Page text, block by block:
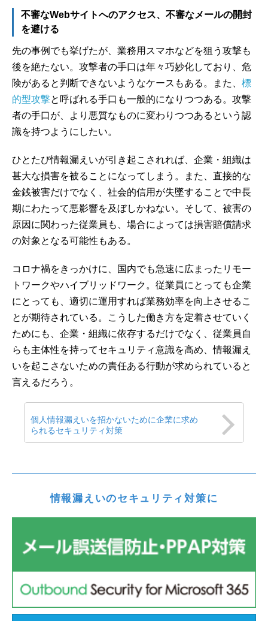
不審なWebサイトへのアクセス、不審なメールの開封
を避ける
先の事例でも挙げたが、業務用スマホなどを狙う攻撃も
後を絶たない。攻撃者の手口は年々巧妙化しており、危
険があると判断できないようなケースもある。また、 標
的型攻撃と呼ばれる手口も一般的になりつつある。攻撃
者の手口が、より悪質なものに変わりつつあるという認
識を持つようにしたい。
ひとたび情報漏えいが引き起こされれば、企業・組織は
甚大な損害を被ることになってしまう。また、直接的な
金銭被害だけでなく、社会的信用が失墜することで中長
期にわたって悪影響を及ぼしかねない。そして、被害の
原因に関わった従業員も、場合によっては損害賠償請求
の対象となる可能性もある。
コロナ禍をきっかけに、国内でも急速に広まったリモー
トワークやハイブリッドワーク。従業員にとっても企業
にとっても、適切に運用すれば業務効率を向上させるこ
とが期待されている。こうした働き方を定着させていく
ためにも、企業・組織に依存するだけでなく、従業員自
らも主体性を持ってセキュリティ意識を高め、情報漏え
いを起こさないための責任ある行動が求められていると
言えるだろう。
個人情報漏えいを招かないために企業に求め
られるセキュリティ対策
情報漏えいのセキュリティ対策に